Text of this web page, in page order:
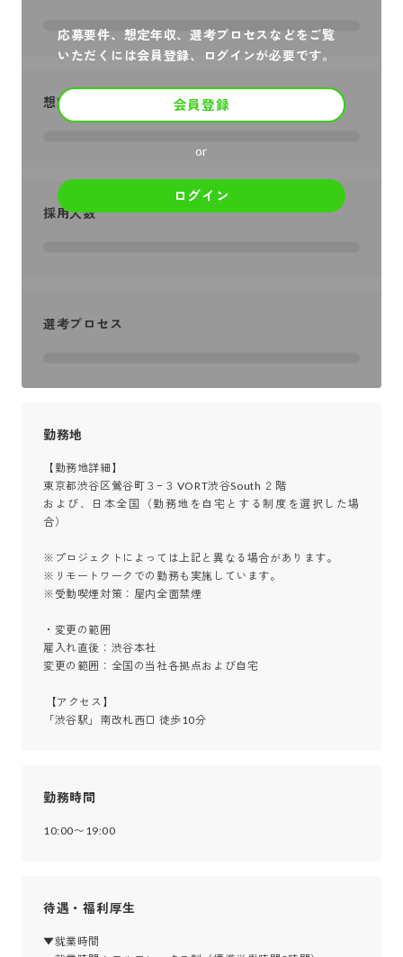
応募要件、想定年収、選考プロセスなどをご覧
いただくには会員登録、ログインが必要です。
会員登録
or
ログイン
想定年収
採用人数
選考プロセス
勤務地
【勤務地詳細】
東京都渋谷区鶯谷町３−３ VORT渋谷South ２階
および、日本全国（勤務地を自宅とする制度を選択した場
合）
※プロジェクトによっては上記と異なる場合があります。
※リモートワークでの勤務も実施しています。
※受動喫煙対策：屋内全面禁煙
・変更の範囲
雇入れ直後：渋谷本社
変更の範囲：全国の当社各拠点および自宅
「渋谷駅」南改札西口 徒歩10分
勤務時間
10:00〜19:00
待遇・福利厚生
▼就業時間